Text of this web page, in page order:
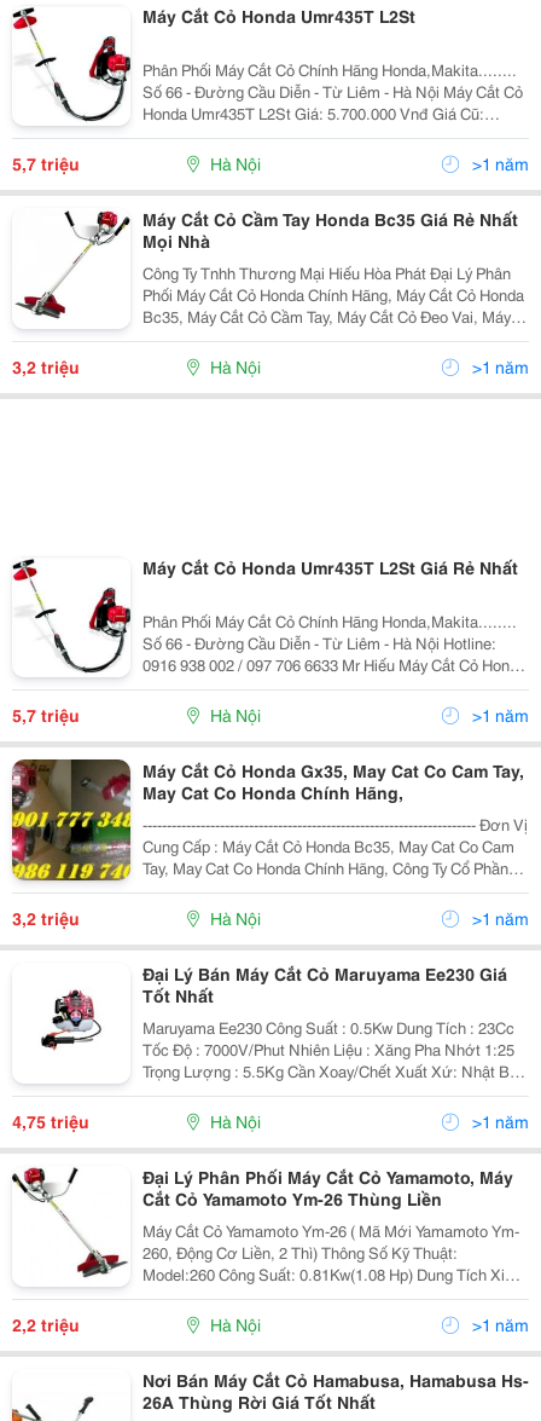
Máy Cắt Cỏ Honda Umr435T L2St
Phân Phối Máy Cắt Cỏ Chính Hãng Honda,Makita........
Số 66 - Đường Cầu Diễn - Từ Liêm - Hà Nội Máy Cắt Cỏ
Honda Umr435T L2St Giá: 5.700.000 Vnđ Giá Cũ:
6.000.000 Vnđ Currently 2.43/5 1 2 3 4 5 Đánh Giá: 2.4
5,7 triệu Hà Nội >1 năm
Máy Cắt Cỏ Cầm Tay Honda Bc35 Giá Rẻ Nhất
Mọi Nhà
Công Ty Tnhh Thương Mại Hiếu Hòa Phát Đại Lý Phân
Phối Máy Cắt Cỏ Honda Chính Hãng, Máy Cắt Cỏ Honda
Bc35, Máy Cắt Cỏ Cầm Tay, Máy Cắt Cỏ Đeo Vai, Máy
Cắt Cỏ Đẩy Tay Giá Luôn Tốt Nhất Bảo Hành Dài Hạn ,
Vận Chuyển Miễn Phí Nội Thành Liên Hệ: 0989
3,2 triệu Hà Nội >1 năm
Máy Cắt Cỏ Honda Umr435T L2St Giá Rẻ Nhất
Phân Phối Máy Cắt Cỏ Chính Hãng Honda,Makita........
Số 66 - Đường Cầu Diễn - Từ Liêm - Hà Nội Hotline:
0916 938 002 / 097 706 6633 Mr Hiếu Máy Cắt Cỏ Honda
Umr435T L2St Giá: 5.700.000 Vnđ Giá Cũ: 6.000.000
Vnđ Currently 2.43/5
5,7 triệu Hà Nội >1 năm
Máy Cắt Cỏ Honda Gx35, May Cat Co Cam Tay,
May Cat Co Honda Chính Hãng,
--------------------------------------------------------------------- Đơn Vị
Cung Cấp : Máy Cắt Cỏ Honda Bc35, May Cat Co Cam
Tay, May Cat Co Honda Chính Hãng, Công Ty Cổ Phần
Đầu Tư Và Phát Triển Kỹ Thuật Toàn Thắng
3,2 triệu Hà Nội >1 năm
Đại Lý Bán Máy Cắt Cỏ Maruyama Ee230 Giá
Tốt Nhất
Maruyama Ee230 Công Suất : 0.5Kw Dung Tích : 23Cc
Tốc Độ : 7000V/Phut Nhiên Liệu : Xăng Pha Nhớt 1:25
Trọng Lượng : 5.5Kg Cần Xoay/Chết Xuất Xứ: Nhật Bản
Maruyama Ee230 Công Suất : 0.5Kw Dung Tích : 23Cc
Tốc Độ : 70
4,75 triệu Hà Nội >1 năm
Đại Lý Phân Phối Máy Cắt Cỏ Yamamoto, Máy
Cắt Cỏ Yamamoto Ym-26 Thùng Liền
Máy Cắt Cỏ Yamamoto Ym-26 ( Mã Mới Yamamoto Ym-
260, Động Cơ Liền, 2 Thì) Thông Số Kỹ Thuật:
Model:260 Công Suất: 0.81Kw(1.08 Hp) Dung Tích Xi
Lanh: 25.4Cc Tốc Độ Không Tải: 6000 V/P Dung Tịch
2,2 triệu Hà Nội >1 năm
Nơi Bán Máy Cắt Cỏ Hamabusa, Hamabusa Hs-
26A Thùng Rời Giá Tốt Nhất